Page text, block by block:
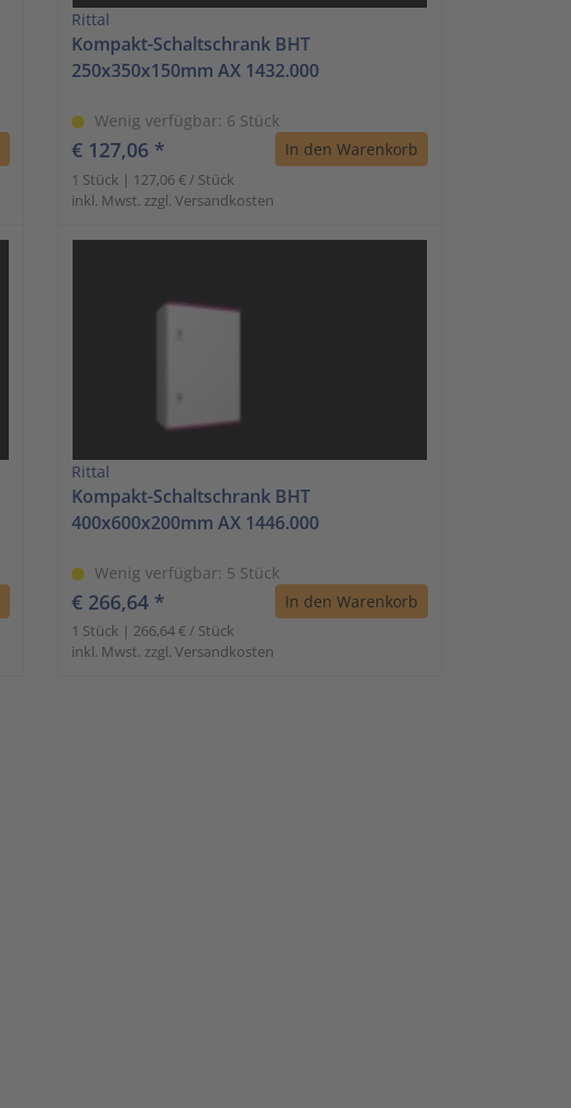
Rittal
Kompakt-Schaltschrank BHT
250x350x150mm AX 1432.000
Wenig verfügbar: 6 Stück
€ 127,06 * In den Warenkorb
1 Stück | 127,06 € / Stück
inkl. Mwst. zzgl. Versandkosten
Rittal
Kompakt-Schaltschrank BHT
400x600x200mm AX 1446.000
Wenig verfügbar: 5 Stück
€ 266,64 * In den Warenkorb
1 Stück | 266,64 € / Stück
inkl. Mwst. zzgl. Versandkosten